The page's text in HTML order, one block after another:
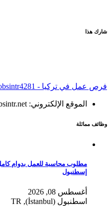
شارك هذا
فرص عمل في تركيا - jobsintr 4281 وظائف متاحة
الموقع الإلكتروني: https://jobsintr.net
وظائف مماثلة
مطلوب محاسبة للعمل بدوام
إسطنبول
أغسطس 08, 2026
اسطنبول (İstanbul), TR